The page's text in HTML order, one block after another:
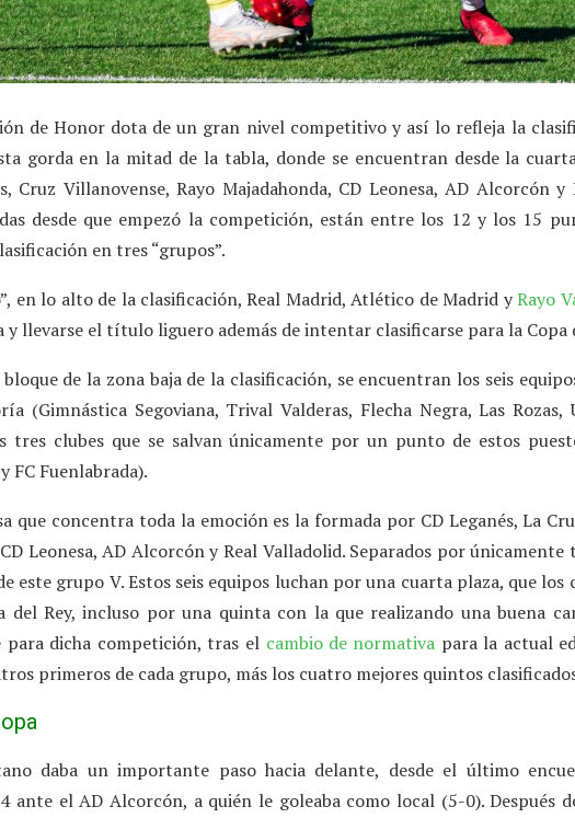
de Honor dota de un gran nivel competitivo y así lo refleja la
gorda en la mitad de la tabla, donde se encuentran desde la
Cruz Villanovense, Rayo Majadahonda, CD Leonesa, AD Alcorcón y
desde que empezó la competición, están entre los 12 y los 15
en tres “grupos”.
en lo alto de la clasificación, Real Madrid, Atlético de Madrid yRayo
llevarse el título liguero además de intentar clasificarse para la Copa
de la zona baja de la clasificación, se encuentran los seis
(Gimnástica Segoviana, Trival Valderas, Flecha Negra, Las Rozas,
tres clubes que se salvan únicamente por un punto de estos
FC Fuenlabrada).
que concentra toda la emoción es la formada por CD Leganés, La
Leonesa, AD Alcorcón y Real Valladolid. Separados por
este grupo V. Estos seis equipos luchan por una cuarta plaza, que
del Rey, incluso por una quinta con la que realizando una buena
para dicha competición, tras el cambio de normativa para la actual
primeros de cada grupo, más los cuatro mejores quintos
daba un importante paso hacia delante, desde el último
ante el AD Alcorcón, a quién le goleaba como local (5-0). Después